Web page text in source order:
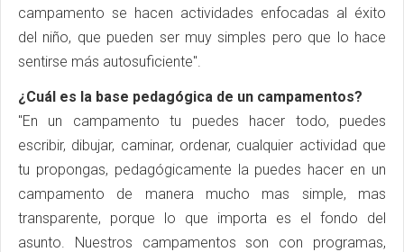
campamento se hacen actividades enfocadas al éxito
del niño, que pueden ser muy simples pero que lo hace
sentirse más autosuficiente".
¿Cuál es la base pedagógica de un campamentos?
"En un campamento tu puedes hacer todo, puedes
escribir, dibujar, caminar, ordenar, cualquier actividad que
tu propongas, pedagógicamente la puedes hacer en un
campamento de manera mucho mas simple, mas
transparente, porque lo que importa es el fondo del
asunto. Nuestros campamentos son con programas,